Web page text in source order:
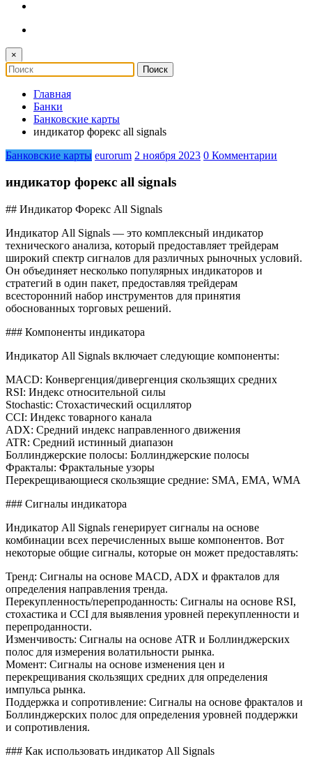
×
Главная
Банки
Банковские карты
индикатор форекс all signals
Банковские карты eurorum 2 ноября 2023 0 Комментарии
индикатор форекс all signals
## Индикатор Форекс All Signals
Индикатор All Signals — это комплексный индикатор
технического анализа, который предоставляет трейдерам
широкий спектр сигналов для различных рыночных условий.
Он объединяет несколько популярных индикаторов и
стратегий в один пакет, предоставляя трейдерам
всесторонний набор инструментов для принятия
обоснованных торговых решений.
### Компоненты индикатора
Индикатор All Signals включает следующие компоненты:
MACD: Конвергенция/дивергенция скользящих средних
RSI: Индекс относительной силы
Stochastic: Стохастический осциллятор
CCI: Индекс товарного канала
ADX: Средний индекс направленного движения
ATR: Средний истинный диапазон
Боллинджерские полосы: Боллинджерские полосы
Фракталы: Фрактальные узоры
Перекрещивающиеся скользящие средние: SMA, EMA, WMA
### Сигналы индикатора
Индикатор All Signals генерирует сигналы на основе
комбинации всех перечисленных выше компонентов. Вот
некоторые общие сигналы, которые он может предоставлять:
Тренд: Сигналы на основе MACD, ADX и фракталов для
определения направления тренда.
Перекупленность/перепроданность: Сигналы на основе RSI,
стохастика и CCI для выявления уровней перекупленности и
перепроданности.
Изменчивость: Сигналы на основе ATR и Боллинджерских
полос для измерения волатильности рынка.
Момент: Сигналы на основе изменения цен и
перекрещивания скользящих средних для определения
импульса рынка.
Поддержка и сопротивление: Сигналы на основе фракталов и
Боллинджерских полос для определения уровней поддержки
и сопротивления.
### Как использовать индикатор All Signals